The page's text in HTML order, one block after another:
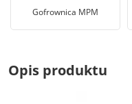
Gofrownica MPM
Opis produktu